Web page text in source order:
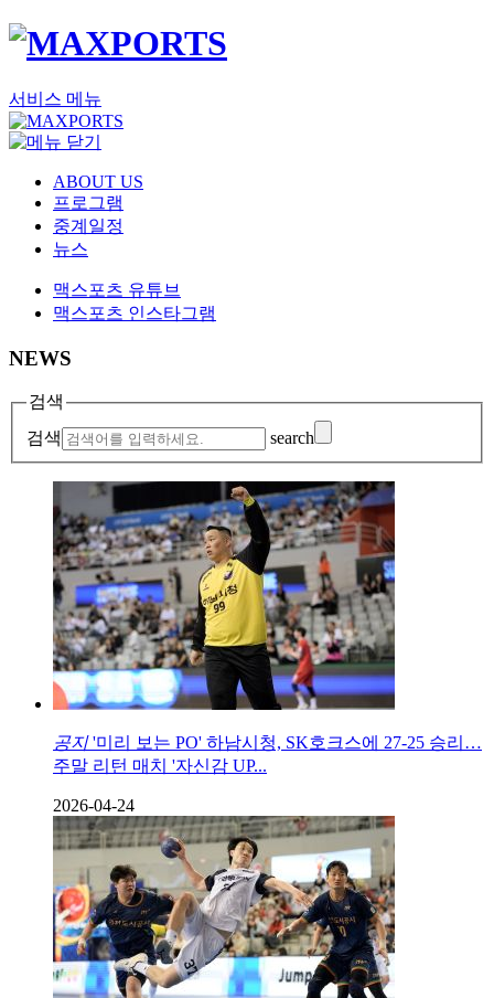
서비스 메뉴
ABOUT US
프로그램
중계일정
뉴스
맥스포츠 유튜브
맥스포츠 인스타그램
NEWS
검색
검색
search
공지'미리 보는 PO' 하남시청, SK호크스에 27-25 승리…
주말 리턴 매치 '자신감 UP...
2026-04-24